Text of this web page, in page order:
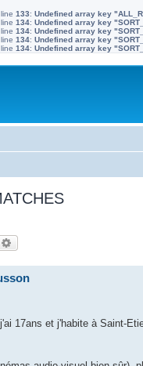
133: Undefined array key
134: Undefined array key
134: Undefined array key
134: Undefined array key
134: Undefined array key
17ans et j'habite à Saint-